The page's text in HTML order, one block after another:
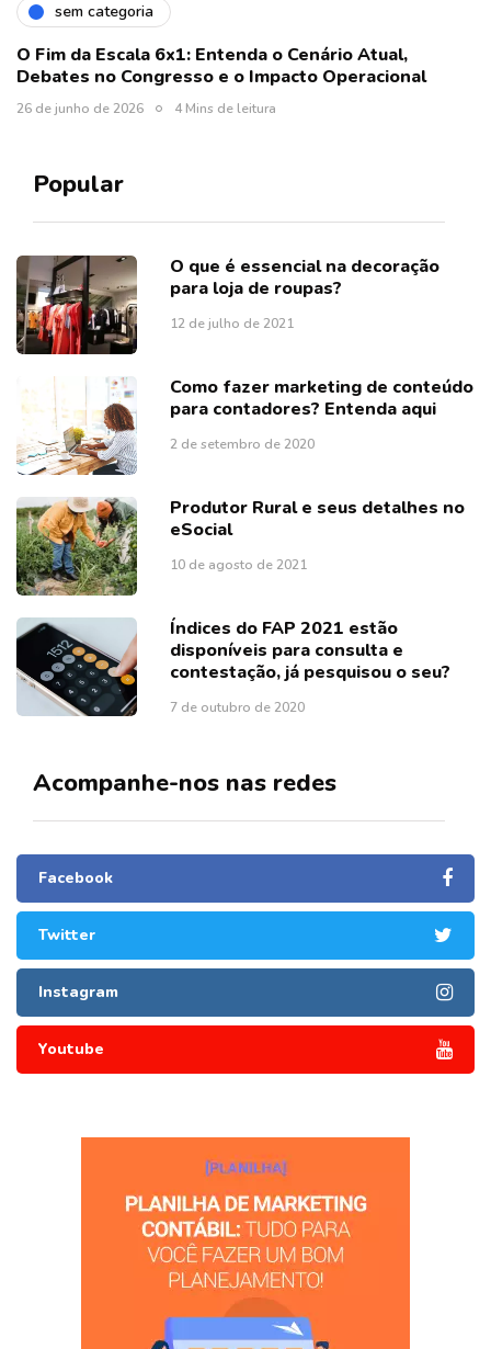
sem categoria
O Fim da Escala 6x1: Entenda o Cenário Atual,
Debates no Congresso e o Impacto Operacional
26 de junho de 2026 4 Mins de leitura
Popular
O que é essencial na decoração
para loja de roupas?
12 de julho de 2021
Como fazer marketing de conteúdo
para contadores? Entenda aqui
2 de setembro de 2020
Produtor Rural e seus detalhes no
eSocial
10 de agosto de 2021
Índices do FAP 2021 estão
disponíveis para consulta e
contestação, já pesquisou o seu?
7 de outubro de 2020
Acompanhe-nos nas redes
Facebook
Twitter
Instagram
Youtube